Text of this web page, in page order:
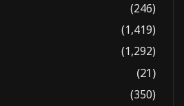
(246)
(1,419)
(1,292)
(21)
(350)